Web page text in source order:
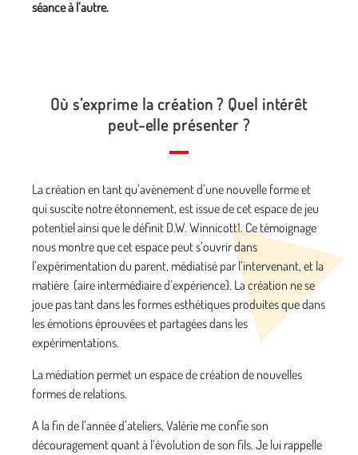
séance à l’autre.
Où s’exprime la création ? Quel intérêt
peut-elle présenter ?
La création en tant qu’avènement d’une nouvelle forme et
qui suscite notre étonnement, est issue de cet espace de jeu
potentiel ainsi que le définit D.W. Winnicott1. Ce témoignage
nous montre que cet espace peut s’ouvrir dans
l’expérimentation du parent, médiatisé par l’intervenant, et la
matière (aire intermédiaire d’expérience). La création ne se
joue pas tant dans les formes esthétiques produites que dans
les émotions éprouvées et partagées dans les
expérimentations.
La médiation permet un espace de création de nouvelles
formes de relations.
A la fin de l’année d’ateliers, Valérie me confie son
découragement quant à l’évolution de son fils. Je lui rappelle